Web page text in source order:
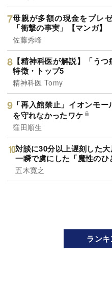
母親が多額の現金をプレ
「衝撃の事実」【マンガ】
佐藤秀峰
【精神科医が解説】「う
特徴・トップ5
精神科医 Tomy
「再入館禁止」イオンモ
を守れなかったワケ
窪田順生
対談に30分以上遅刻した
一瞬で虜にした「魔性のひ
五木寛之
ラン